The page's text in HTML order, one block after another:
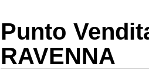
Punto
RAVENNA